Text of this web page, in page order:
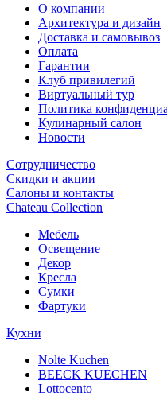
О компании
Архитектура и дизайн
Доставка и самовывоз
Оплата
Гарантии
Клуб привилегий
Виртуальный тур
Политика
Кулинарный салон
Новости
Сотрудничество
Скидки и акции
Салоны и контакты
Chateau Collection
Мебель
Освещение
Декор
Кресла
Сумки
Фартуки
Кухни
Nolte Kuchen
BEECK KUECHEN
Lottocento